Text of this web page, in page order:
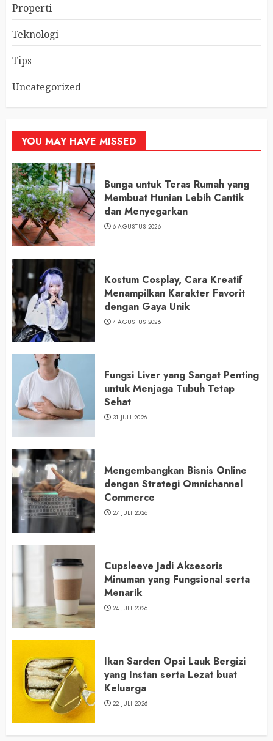
Properti
Teknologi
Tips
Uncategorized
YOU MAY HAVE MISSED
Bunga untuk Teras Rumah yang
Membuat Hunian Lebih Cantik
dan Menyegarkan
6 AGUSTUS 2026
Kostum Cosplay, Cara Kreatif
Menampilkan Karakter Favorit
dengan Gaya Unik
4 AGUSTUS 2026
Fungsi Liver yang Sangat Penting
untuk Menjaga Tubuh Tetap
Sehat
31 JULI 2026
Mengembangkan Bisnis Online
dengan Strategi Omnichannel
Commerce
27 JULI 2026
Cupsleeve Jadi Aksesoris
Minuman yang Fungsional serta
Menarik
24 JULI 2026
Ikan Sarden Opsi Lauk Bergizi
yang Instan serta Lezat buat
Keluarga
22 JULI 2026